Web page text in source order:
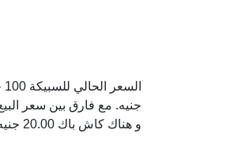
و هناك كاش باك 20.00 جنيه للجرام.